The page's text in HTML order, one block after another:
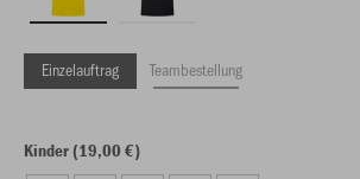
Einzelauftrag Teambestellung
Kinder (19,00 €)